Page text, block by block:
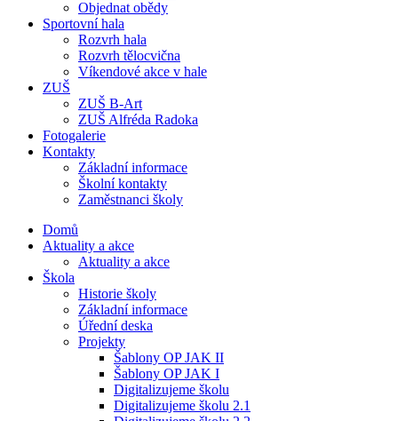
Objednat obědy
Sportovní hala
Rozvrh hala
Rozvrh tělocvična
Víkendové akce v hale
ZUŠ
ZUŠ B-Art
ZUŠ Alfréda Radoka
Fotogalerie
Kontakty
Základní informace
Školní kontakty
Zaměstnanci školy
Domů
Aktuality a akce
Aktuality a akce
Škola
Historie školy
Základní informace
Úřední deska
Projekty
Šablony OP JAK II
Šablony OP JAK I
Digitalizujeme školu
Digitalizujeme školu 2.1